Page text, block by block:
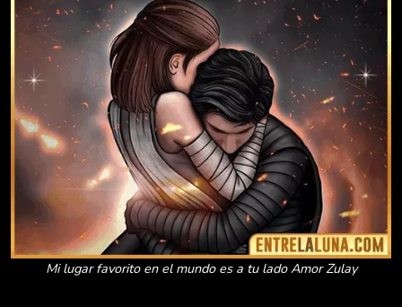
Mi lugar favorito en el mundo es a tu lado Amor Zulay